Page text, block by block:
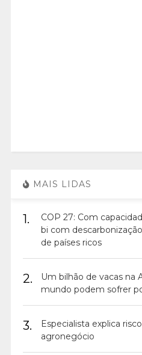
MAIS LIDAS
1.
COP 27: Com
bi com
de países ricos
2.
Um bilhão de vacas na
mundo podem sofrer
3.
Especialista explica
agronegócio